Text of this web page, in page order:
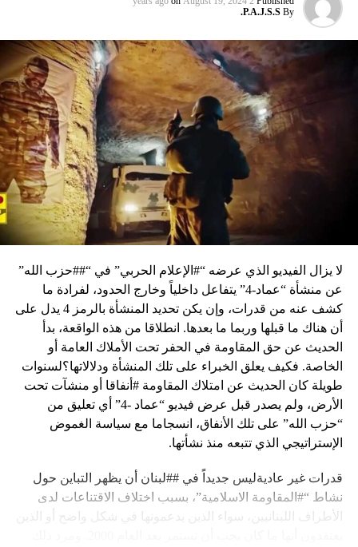
By
P.A.J.S.S.
لا يزال الفيديو الذي عرضه “#الإعلام الحربي” في “##حزب الله”
عن منشأة “عماد-4” يتفاعل داخلياً وخارج الحدود، لفرادة ما
كشف عنه من قدرات، وإن يكن تحديد المنشأة بالرمز 4 يدل على
أن هناك ما قبلها وربما ما بعدها. انطلاقا من هذه الواقعة، بدأ
الحديث عن حق المقاومة في الحفر تحت الأملاك العامة أو
الخاصة. فكيف يعلق الخبراء على تلك المنشأة ودلالاتها؟لسنوات
طويلة كان الحديث عن امتلاك المقاومة #أنفاقا أو منشآت تحت
الأرض، ولم يصدر قبل عرض فيديو “عماد -4” أي تعليق من
“حزب الله” على تلك الأنفاق، انسجاما مع سياسة الغموض
الإستراتيجي الذي تتبعه منذ نشأتها.
قدرات غير عاديةليس جديداً في ##لبنان أن يظهر التباين حول
نشاط “#المقاومة الاسلامية”، بسبب اختلاف الاقتناعات لدى
الأطراف اللبنانيين، سواء الذين يدعمونها في شكل واضح أو الذين